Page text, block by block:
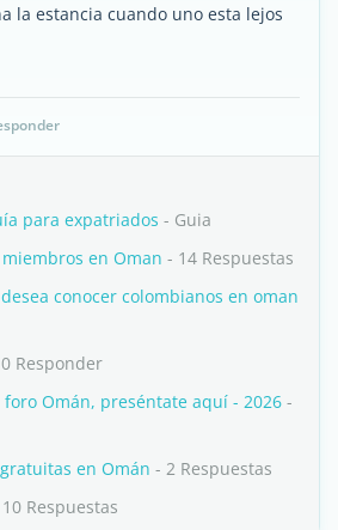
la estancia cuando uno esta lejos
para expatriados - Guia
en Oman - 14 Respuestas
conocer colombianos en oman
Responder
Omán, preséntate aquí - 2026 -
en Omán - 2 Respuestas
Respuestas